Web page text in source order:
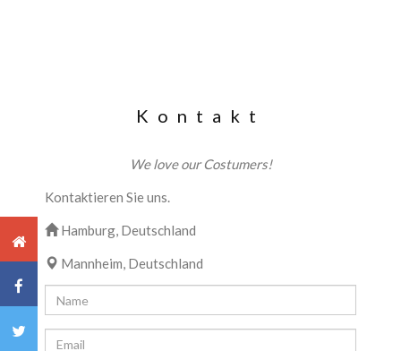
Kontakt
We love our Costumers!
Kontaktieren Sie uns.
Hamburg, Deutschland
Mannheim, Deutschland